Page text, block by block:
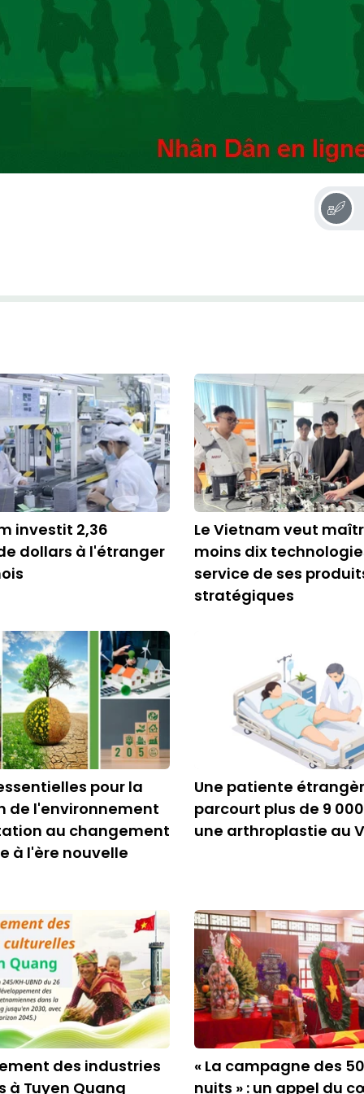
investit 2,36
dollars à l'étranger
Le Vietnam veut
moins dix
service de ses
stratégiques
pour la
de l'environnement
au changement
à l'ère nouvelle
Une patiente
parcourt plus de 9
une arthroplastie au
des industries
à Tuyen Quang
« La campagne des
nuits » : un appel du